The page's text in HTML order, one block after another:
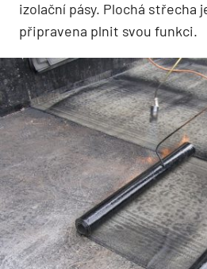
izolační pásy. Plochá střecha
připravena plnit svou funkci.